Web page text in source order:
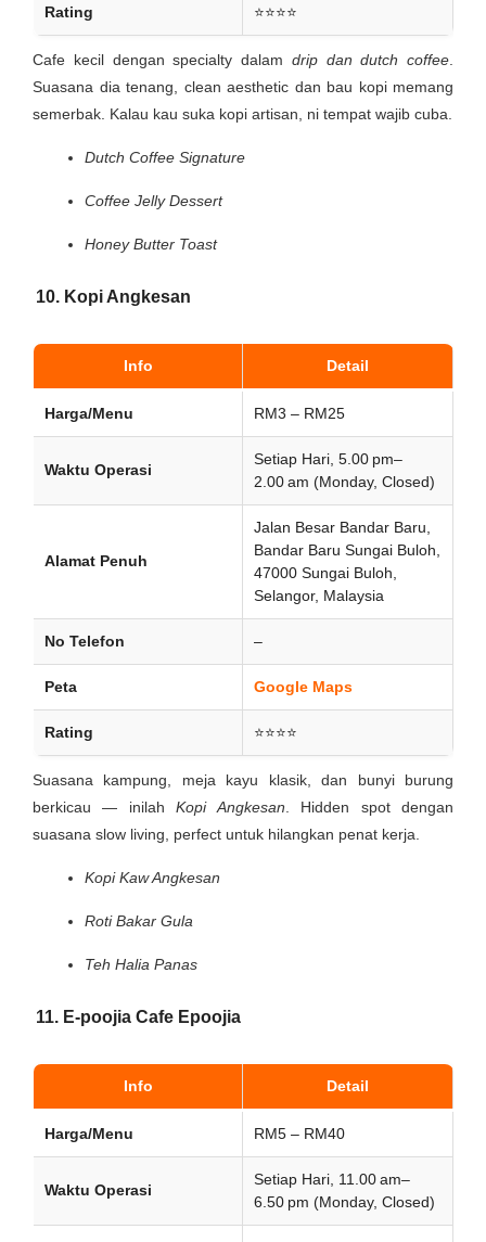
Rating ⭐⭐⭐⭐
Cafe kecil dengan specialty dalam drip dan dutch coffee
Suasana dia tenang, clean aesthetic dan bau kopi memang
semerbak. Kalau kau suka kopi artisan, ni tempat wajib cuba.
Dutch Coffee Signature
Coffee Jelly Dessert
Honey Butter Toast
10. Kopi Angkesan
Info Detail
Harga/Menu RM3 – RM25
Waktu Operasi
Setiap Hari, 5.00 pm–
2.00 am (Monday, Closed)
Alamat Penuh
Jalan Besar Bandar Baru,
Bandar Baru Sungai Buloh,
47000 Sungai Buloh,
Selangor, Malaysia
No Telefon –
Peta Google Maps
Rating ⭐⭐⭐⭐
Suasana kampung, meja kayu klasik, dan bunyi burung
berkicau — inilahKopi Angkesan . Hidden spot dengan
suasana slow living, perfect untuk hilangkan penat kerja.
Kopi Kaw Angkesan
Roti Bakar Gula
Teh Halia Panas
11. E-poojia Cafe Epoojia
Info Detail
Harga/Menu RM5 – RM40
Waktu Operasi
Setiap Hari, 11.00 am–
6.50 pm (Monday, Closed)